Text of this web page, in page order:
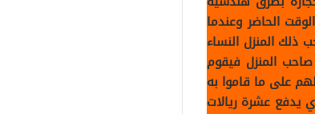
الحاضر وعندما
ذلك المنزل النساء
صاحب المنزل فيقوم
على ما قاموا به
يدفع عشرة ريالات